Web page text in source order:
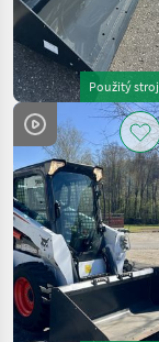
Použitý stroj